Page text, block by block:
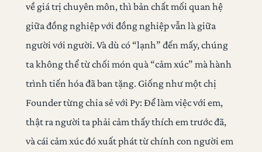
về giá trị chuyên môn, thì bản chất mối quan hệ
giữa đồng nghiệp với đồng nghiệp vẫn là giữa
người với người. Và dù có “lạnh” đến mấy, chúng
ta không thể từ chối món quà “cảm xúc” mà hành
trình tiến hóa đã ban tặng. Giống như một chị
Founder từng chia sẻ với Py: Để làm việc với em,
thật ra người ta phải cảm thấy thích em trước đã,
và cái cảm xúc đó xuất phát từ chính con người em